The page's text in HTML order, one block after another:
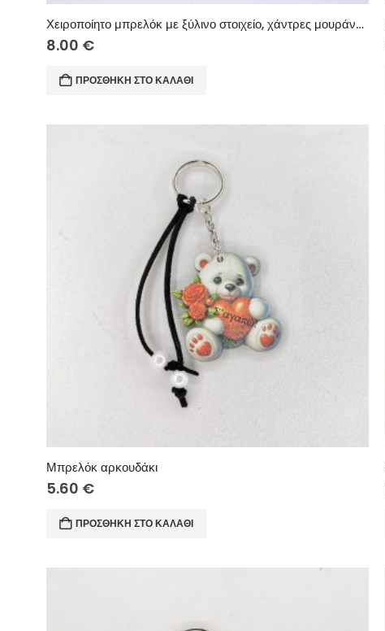
Χειροποίητο μπρελόκ με ξύλινο στοιχείο, χάντρες μουράνο και χειροποίητη σουέτ φούντα.
8.00 €
ΠΡΟΣΘΉΚΗ ΣΤΟ ΚΑΛΆΘΙ
Μπρελόκ αρκουδάκι
5.60 €
ΠΡΟΣΘΉΚΗ ΣΤΟ ΚΑΛΆΘΙ